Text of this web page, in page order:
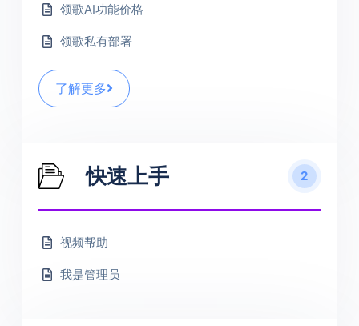
领歌AI功能价格
领歌私有部署
了解更多
快速上手 2
视频帮助
我是管理员